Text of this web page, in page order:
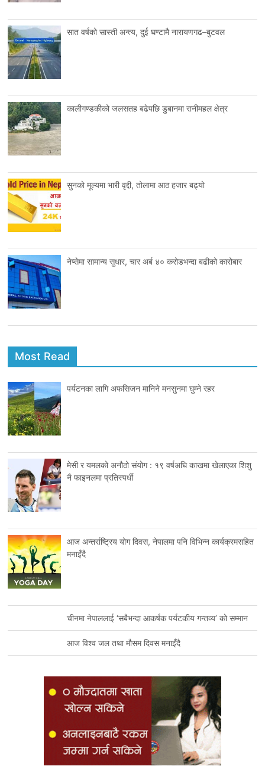
सात वर्षको सास्ती अन्त्य, दुई घण्टामै नारायणगढ–बुटवल
कालीगण्डकीको जलसतह बढेपछि डुबानमा रानीमहल क्षेत्र
सुनकाे मूल्यमा भारी वृद्दी, तोलामा आठ हजार बढ्याे
नेप्सेमा सामान्य सुधार, चार अर्ब ४० करोडभन्दा बढीको कारोबार
Most Read
पर्यटनका लागि अफसिजन मानिने मनसुनमा घुम्ने रहर
मेसी र यमलको अनौठो संयोग : १९ वर्षअघि काखमा खेलाएका शिशु
नै फाइनलमा प्रतिस्पर्धी
आज अन्तर्राष्ट्रिय योग दिवस, नेपालमा पनि विभिन्न कार्यक्रमसहित
मनाइँदै
चीनमा नेपाललाई ‘सबैभन्दा आकर्षक पर्यटकीय गन्तव्य’ को सम्मान
आज विश्व जल तथा मौसम दिवस मनाइँदै